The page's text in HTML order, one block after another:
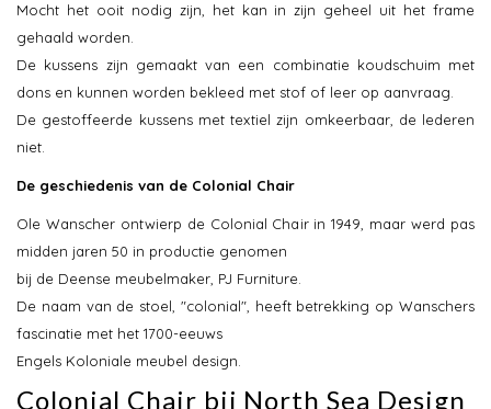
Mocht het ooit nodig zijn, het kan in zijn geheel uit het frame
gehaald worden.
De kussens zijn gemaakt van een combinatie koudschuim met
dons en kunnen worden bekleed met stof of leer op aanvraag.
De gestoffeerde kussens met textiel zijn omkeerbaar, de lederen
niet.
De geschiedenis van de Colonial Chair
Ole Wanscher ontwierp de Colonial Chair in 1949, maar werd pas
midden jaren 50 in productie genomen
bij de Deense meubelmaker, PJ Furniture.
De naam van de stoel, "colonial", heeft betrekking op Wanschers
fascinatie met het 1700-eeuws
Engels Koloniale meubel design.
Colonial Chair bij North Sea Design